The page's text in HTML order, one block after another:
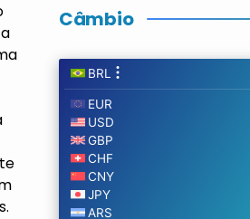
Câmbio